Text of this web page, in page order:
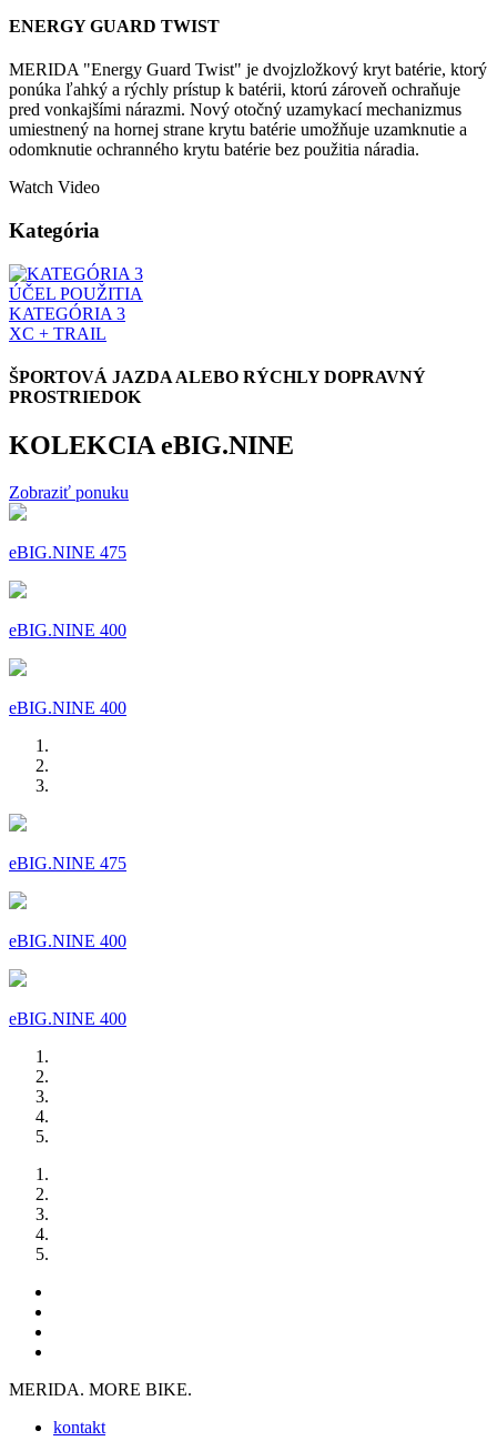
ENERGY GUARD TWIST
MERIDA "Energy Guard Twist" je dvojzložkový kryt batérie, ktorý
ponúka ľahký a rýchly prístup k batérii, ktorú zároveň ochraňuje
pred vonkajšími nárazmi. Nový otočný uzamykací mechanizmus
umiestnený na hornej strane krytu batérie umožňuje uzamknutie a
odomknutie ochranného krytu batérie bez použitia náradia.
Watch Video
Kategória
ÚČEL POUŽITIA
KATEGÓRIA 3
XC + TRAIL
ŠPORTOVÁ JAZDA ALEBO RÝCHLY DOPRAVNÝ
PROSTRIEDOK
KOLEKCIA eBIG.NINE
Zobraziť ponuku
eBIG.NINE 475
eBIG.NINE 400
eBIG.NINE 400
eBIG.NINE 475
eBIG.NINE 400
eBIG.NINE 400
MERIDA. MORE BIKE.
kontakt